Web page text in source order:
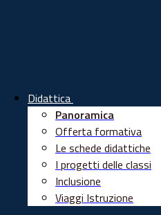
Didattica
Panoramica
Offerta formativa
Le schede didattiche
I progetti delle classi
Inclusione
Viaggi Istruzione